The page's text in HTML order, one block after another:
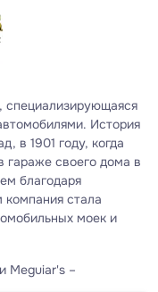
специализирующаяся
История
в 1901 году, когда
гараже своего дома в
благодаря
компания стала
моек и
Meguiar's –